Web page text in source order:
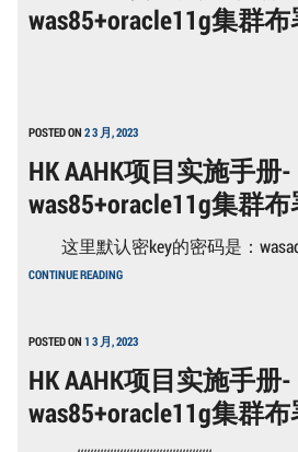
WAS85+ORACLE11G
集
was85+oracle11g集群
POSTED ON 2 3 月, 2023
HK AAHK项目实施手册-
was85+oracle11g集群
这里默认密key的密码是：
CONTINUE READING
AAHK
实
手
册-
WAS85+ORACLE11G
集
POSTED ON 1 3 月, 2023
HK AAHK项目实施手册-
was85+oracle11g集群